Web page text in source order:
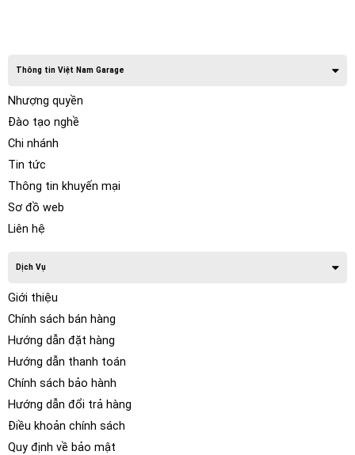
Thông tin Việt Nam Garage
Nhượng quyền
Đào tạo nghề
Chi nhánh
Tin tức
Thông tin khuyến mại
Sơ đồ web
Liên hệ
Dịch Vụ
Giới thiệu
Chính sách bán hàng
Hướng dẫn đặt hàng
Hướng dẫn thanh toán
Chính sách bảo hành
Hướng dẫn đổi trả hàng
Điều khoản chính sách
Quy định về bảo mật